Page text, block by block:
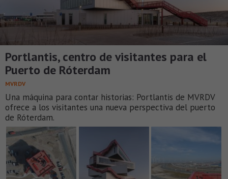
Portlantis, centro de visitantes para el
Puerto de Róterdam
MVRDV
Una máquina para contar historias: Portlantis de MVRDV
ofrece a los visitantes una nueva perspectiva del puerto
de Róterdam.